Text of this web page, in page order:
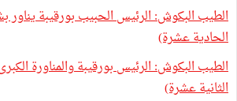
الطيب البكوش: الرئيس الحبيب بورقيبة يناور
الحادية عشرة)
الطيب البكوش: الرئيس بورقيبة والمناورة
الثانية عشرة)